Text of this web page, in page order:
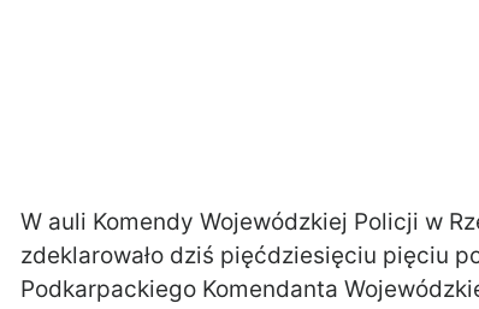
W auli Komendy Wojewódzkiej Policji w
zdeklarowało dziś pięćdziesięciu pięciu
Podkarpackiego Komendanta